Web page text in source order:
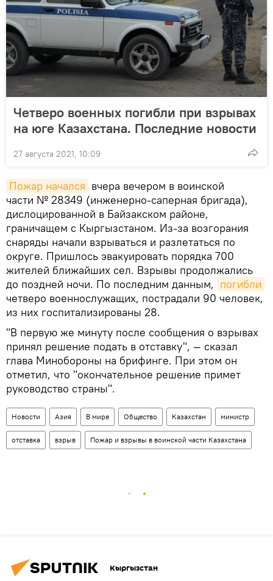
Четверо военных погибли при взрывах
на юге Казахстана. Последние новости
27 августа 2021, 10:09
Пожар начался вчера вечером в воинской
части № 28349 (инженерно-саперная бригада),
дислоцированной в Байзакском районе,
граничащем с Кыргызстаном. Из-за возгорания
снаряды начали взрываться и разлетаться по
округе. Пришлось эвакуировать порядка 700
жителей ближайших сел. Взрывы продолжались
до поздней ночи. По последним данным, погибли
четверо военнослужащих, пострадали 90 человек,
из них госпитализированы 28.
"В первую же минуту после сообщения о взрывах
принял решение подать в отставку", — сказал
глава Минобороны на брифинге. При этом он
отметил, что "окончательное решение примет
руководство страны".
Новости Азия В мире Общество Казахстан министр
отставка взрыв Пожар и взрывы в воинской части Казахстана
Кыргызстан